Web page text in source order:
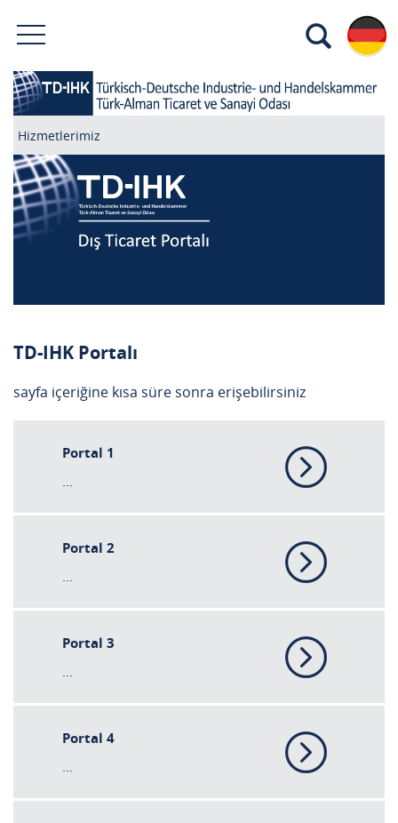
Hizmetlerimiz
TD-IHK Portalı
sayfa içeriğine kısa süre sonra erişebilirsiniz
Portal 1
...
Portal 2
...
Portal 3
...
Portal 4
...